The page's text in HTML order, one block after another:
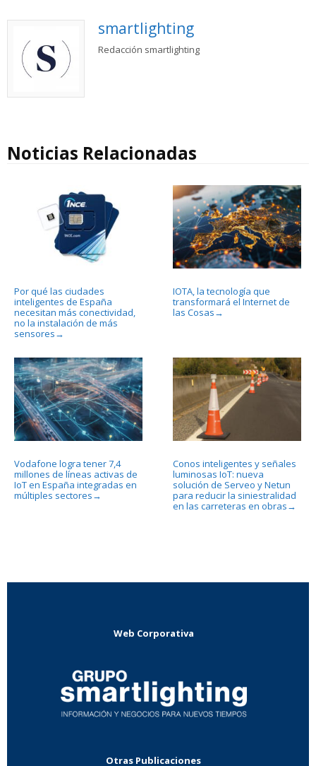
smartlighting
Redacción smartlighting
Noticias Relacionadas
Por qué las ciudades
inteligentes de España
necesitan más conectividad,
no la instalación de más
sensores →
IOTA, la tecnología que
transformará el Internet de
las Cosas →
Vodafone logra tener 7,4
millones de líneas activas de
IoT en España integradas en
múltiples sectores →
Conos inteligentes y señales
luminosas IoT: nueva
solución de Serveo y Netun
para reducir la siniestralidad
en las carreteras en obras →
Web Corporativa
Otras Publicaciones